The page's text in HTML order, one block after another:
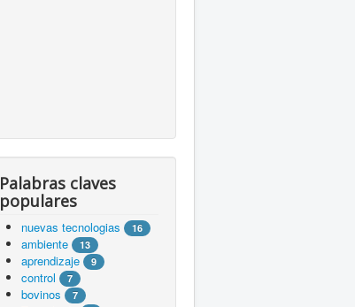
Palabras claves
populares
nuevas tecnologias 16
ambiente 13
aprendizaje 9
control 7
bovinos 7